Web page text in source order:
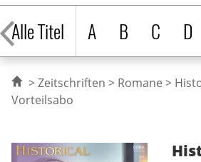
Alle Titel
A B C D
Zeitschriften Romane
Vorteilsabo